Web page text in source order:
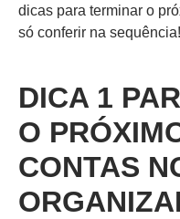
dicas para terminar o
só conferir na sequência!
DICA 1
O
CONTAS